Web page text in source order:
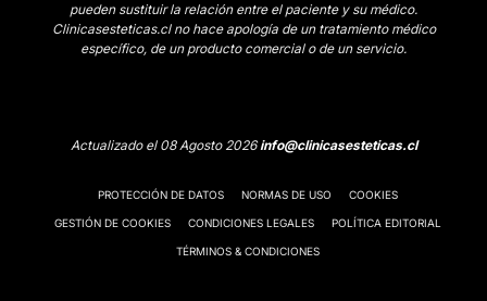
pueden sustituir la relación entre el paciente y su médico.
Clinicasesteticas.cl no hace apología de un tratamiento médico
específico, de un producto comercial o de un servicio.
Actualizado el 08 Agosto 2026info@clinicasesteticas.cl
PROTECCIÓN DE DATOS NORMAS DE USO COOKIES
GESTIÓN DE COOKIES CONDICIONES LEGALES POLÍTICA EDITORIAL
TÉRMINOS & CONDICIONES